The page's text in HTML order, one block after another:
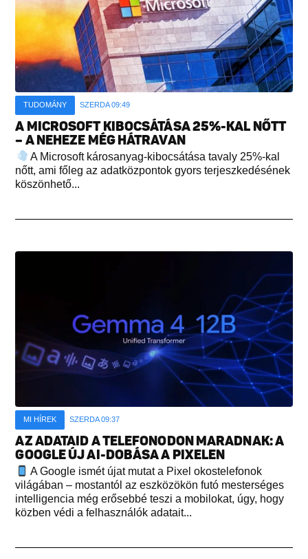
TUDOMÁNY SZERDA 09:49
A MICROSOFT KIBOCSÁTÁSA 25%-KAL NŐTT
– A NEHEZE MÉG HÁTRAVAN
A Microsoft károsanyag-kibocsátása tavaly 25%-kal
nőtt, ami főleg az adatközpontok gyors terjeszkedésének
köszönhető...
MI HÍREK SZERDA 09:37
AZ ADATAID A TELEFONODON MARADNAK: A
GOOGLE ÚJ AI-DOBÁSA A PIXELEN
A Google ismét újat mutat a Pixel okostelefonok
világában – mostantól az eszközökön futó mesterséges
intelligencia még erősebbé teszi a mobilokat, úgy, hogy
közben védi a felhasználók adatait...